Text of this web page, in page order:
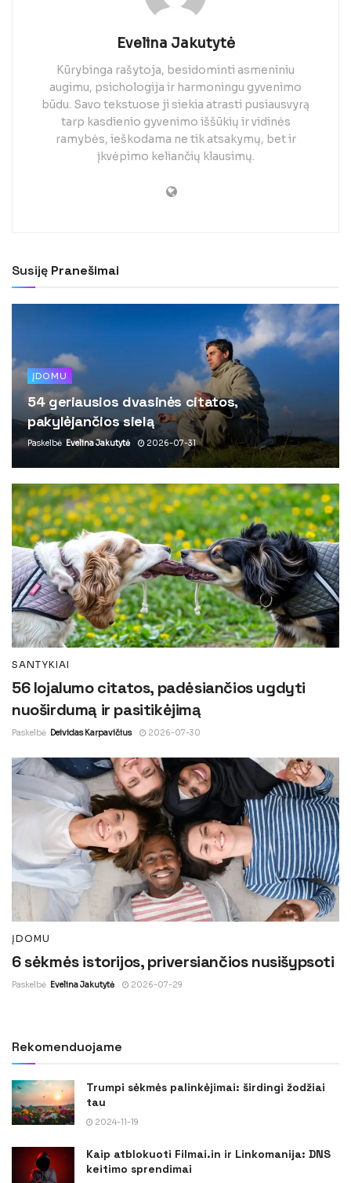
Evelina Jakutytė
Kūrybinga rašytoja, besidominti asmeniniu
augimu, psichologija ir harmoningu gyvenimo
būdu. Savo tekstuose ji siekia atrasti pusiausvyrą
tarp kasdienio gyvenimo iššūkių ir vidinės
ramybės, ieškodama ne tik atsakymų, bet ir
įkvėpimo keliančių klausimų.
Susiję Pranešimai
ĮDOMU
54 geriausios dvasinės citatos,
pakylėjančios sielą
Paskelbė Evelina Jakutytė 2026-07-31
SANTYKIAI
56 lojalumo citatos, padėsiančios ugdyti
nuoširdumą ir pasitikėjimą
Paskelbė Deividas Karpavičius 2026-07-30
ĮDOMU
6 sėkmės istorijos, priversiančios nusišypsoti
Paskelbė Evelina Jakutytė 2026-07-29
Rekomenduojame
Trumpi sėkmės palinkėjimai: širdingi žodžiai
tau
2024-11-19
Kaip atblokuoti Filmai.in ir Linkomanija: DNS
keitimo sprendimai